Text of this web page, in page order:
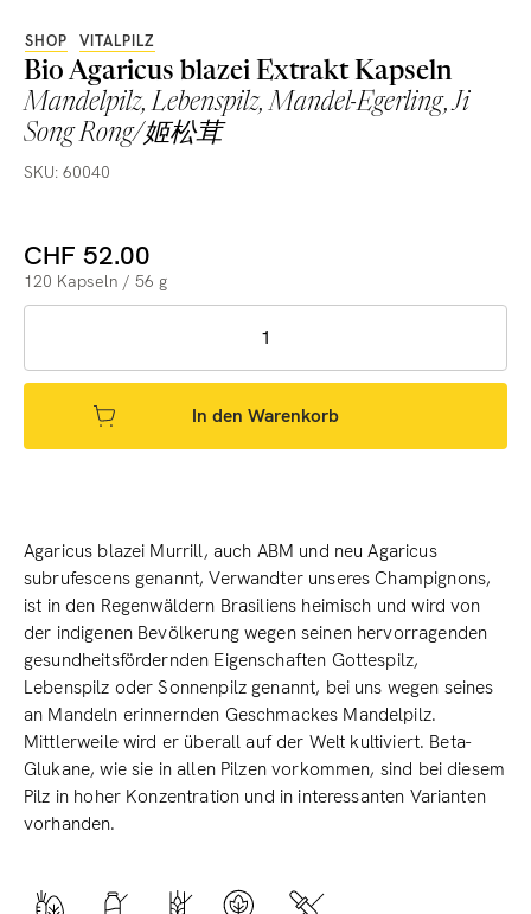
SHOP VITALPILZ
Bio Agaricus blazei Extrakt Kapseln
Mandelpilz, Lebenspilz, Mandel-Egerling, Ji
Song Rong/姬松茸
SKU: 60040
CHF 52.00
120 Kapseln / 56 g
In den Warenkorb
Agaricus blazei Murrill, auch ABM und neu Agaricus
subrufescens genannt, Verwandter unseres Champignons,
ist in den Regenwäldern Brasiliens heimisch und wird von
der indigenen Bevölkerung wegen seinen hervorragenden
gesundheitsfördernden Eigenschaften Gottespilz,
Lebenspilz oder Sonnenpilz genannt, bei uns wegen seines
an Mandeln erinnernden Geschmackes Mandelpilz.
Mittlerweile wird er überall auf der Welt kultiviert. Beta-
Glukane, wie sie in allen Pilzen vorkommen, sind bei diesem
Pilz in hoher Konzentration und in interessanten Varianten
vorhanden.